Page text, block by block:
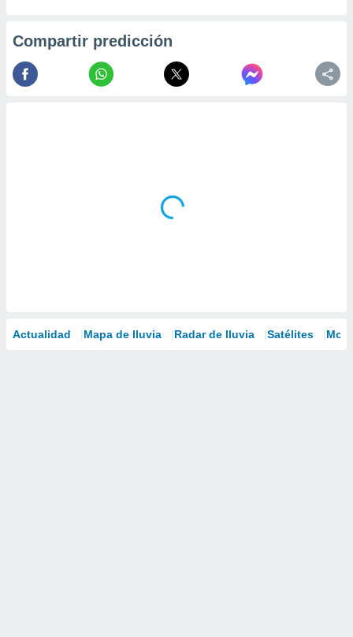
Compartir predicción
Actualidad Mapa de lluvia Radar de lluvia Satélites